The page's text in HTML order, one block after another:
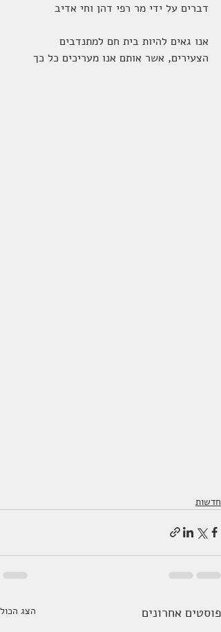
דברים על ידי מר רפי דהן וחי אדיב
אנו גאים להיות בית חם למתנדבים
הצעירים, אשר אותם אנו מעריכים כל כך
חדשות
פוסטים אחרונים הצג הכול